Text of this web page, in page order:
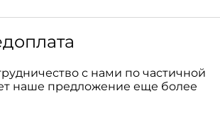
с нами по частичной
наше предложение еще более